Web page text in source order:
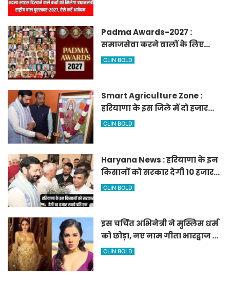
Padma Awards-2027 :
समाजसेवा करने वालों के लिए
सुनेहरा मौका, गृह मंत्रालय ने
CLIN BOLD
Smart Agriculture Zone :
हरियाणा के इस जिले में दो हजार
एकड़ में बनेगा स्मार्ट एग्रीकल्चर
CLIN BOLD
Haryana News : हरियाणा के इन
किसानों को सरकार देगी 10 हजार
रुपये प्रति एकड़, सीएम सैनी की
CLIN BOLD
इस चर्चित अभिनेत्री ने मुस्लिम धर्म
को छोड़ा, नए नाम गीता भारद्वाज से
हो रही वायरल
CLIN BOLD